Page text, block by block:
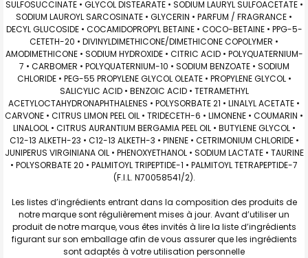
SULFOSUCCINATE • GLYCOL DISTEARATE • SODIUM LAURYL SULFOACETATE •
SODIUM LAUROYL SARCOSINATE • GLYCERIN • PARFUM / FRAGRANCE •
DECYL GLUCOSIDE • COCAMIDOPROPYL BETAINE • COCO-BETAINE • PPG-5-
CETETH-20 • DIVINYLDIMETHICONE/DIMETHICONE COPOLYMER •
AMODIMETHICONE • SODIUM HYDROXIDE • CITRIC ACID • POLYQUATERNIUM-
7 • CARBOMER • POLYQUATERNIUM-10 • SODIUM BENZOATE • SODIUM
CHLORIDE • PEG-55 PROPYLENE GLYCOL OLEATE • PROPYLENE GLYCOL •
SALICYLIC ACID • BENZOIC ACID • TETRAMETHYL
ACETYLOCTAHYDRONAPHTHALENES • POLYSORBATE 21 • LINALYL ACETATE •
CARVONE • CITRUS LIMON PEEL OIL • TRIDECETH-6 • LIMONENE • COUMARIN •
LINALOOL • CITRUS AURANTIUM BERGAMIA PEEL OIL • BUTYLENE GLYCOL •
C12-13 ALKETH-23 • C12-13 ALKETH-3 • PINENE • CETRIMONIUM CHLORIDE •
JUNIPERUS VIRGINIANA OIL • PHENOXYETHANOL • SODIUM LACTATE • TAURINE
• POLYSORBATE 20 • PALMITOYL TRIPEPTIDE-1 • PALMITOYL TETRAPEPTIDE-7
(F.I.L. N70058541/2).
Les listes d’ingrédients entrant dans la composition des produits de
notre marque sont régulièrement mises à jour. Avant d’utiliser un
produit de notre marque, vous êtes invités à lire la liste d’ingrédients
figurant sur son emballage afin de vous assurer que les ingrédients
sont adaptés à votre utilisation personnelle